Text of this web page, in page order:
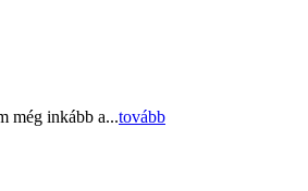
még inkább a...tovább